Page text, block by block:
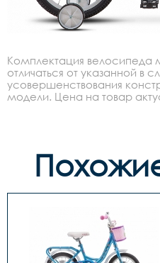
Комплектация велосипеда
отличаться от указанной в
усовершенствования
модели. Цена на товар